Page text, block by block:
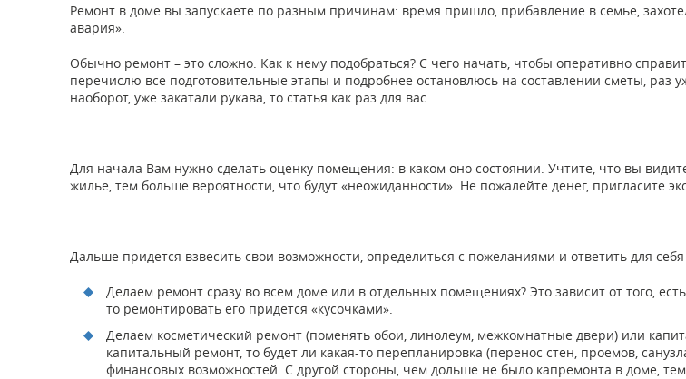
Ремонт в доме вы запускаете по разным причинам: время пришло, прибавление в семье,
авария».
Обычно ремонт – это сложно. Как к нему подобраться? С чего начать, чтобы оперативно
перечислю все подготовительные этапы и подробнее остановлюсь на составлении сметы,
наоборот, уже закатали рукава, то статья как раз для вас.
Для начала Вам нужно сделать оценку помещения: в каком оно состоянии. Учтите, что вы
жилье, тем больше вероятности, что будут «неожиданности». Не пожалейте денег, пригласите
Дальше придется взвесить свои возможности, определиться с пожеланиями и ответить для
Делаем ремонт сразу во всем доме или в отдельных помещениях? Это зависит от того,
то ремонтировать его придется «кусочками».
Делаем косметический ремонт (поменять обои, линолеум, межкомнатные двери) или
капитальный ремонт, то будет ли какая-то перепланировка (перенос стен, проемов,
финансовых возможностей. С другой стороны, чем дольше не было капремонта в доме,